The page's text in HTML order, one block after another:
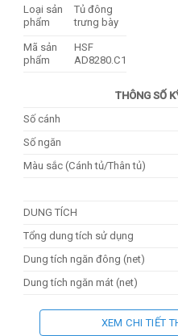
Loại sản
phẩm
Tủ đông
trưng bày
Mã sản
phẩm
HSF
AD8280.C1
THÔNG SỐ
Số cánh
Số ngăn
Màu sắc (Cánh tủ/Thân tủ)
DUNG TÍCH
Tổng dung tích sử dụng
Dung tích ngăn đông (net)
Dung tích ngăn mát (net)
HỆ THỐNG LÀM LẠNHXEM CHI TIẾT